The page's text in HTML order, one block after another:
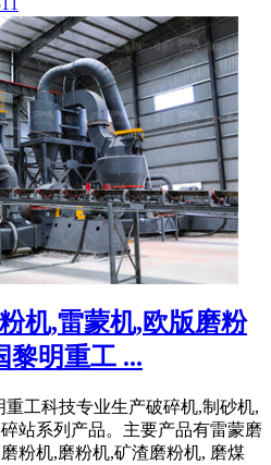
机,雷蒙机,欧版磨粉
黎明重工 ...
重工科技专业生产破碎机,制砂机,
站系列产品。主要产品有雷蒙磨
粉机,磨粉机,矿渣磨粉机, 磨煤